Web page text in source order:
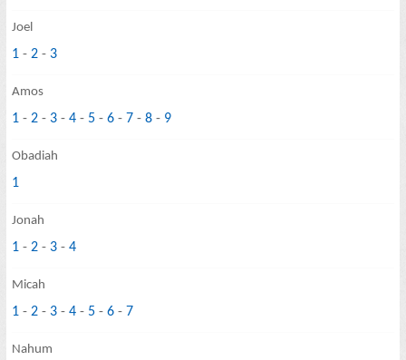
Joel
1 -2 - 3
Amos
1 -2 - 3 -4 - 5 -6 - 7 -8 - 9
Obadiah
1
Jonah
1 -2 - 3 -4
Micah
1 -2 - 3 -4 - 5 -6 - 7
Nahum